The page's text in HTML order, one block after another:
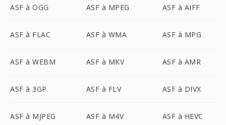
ASF à OGG ASF à MPEG ASF à AIFF
ASF à FLAC ASF à WMA ASF à MPG
ASF à WEBM ASF à MKV ASF à AMR
ASF à 3GP ASF à FLV ASF à DIVX
ASF à MJPEG ASF à M4V ASF à HEVC